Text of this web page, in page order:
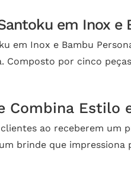
em Inox e
em Inox e Bambu
Composto por cinco
Combina Estilo
ao receberem um
brinde que